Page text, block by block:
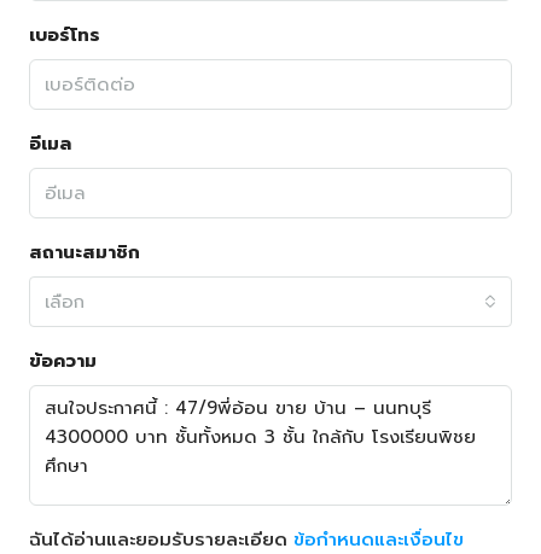
เบอร์โทร
อีเมล
สถานะสมาชิก
เลือก
ข้อความ
ฉันได้อ่านและยอมรับรายละเอียด ข้อกำหนดและเงื่อนไข